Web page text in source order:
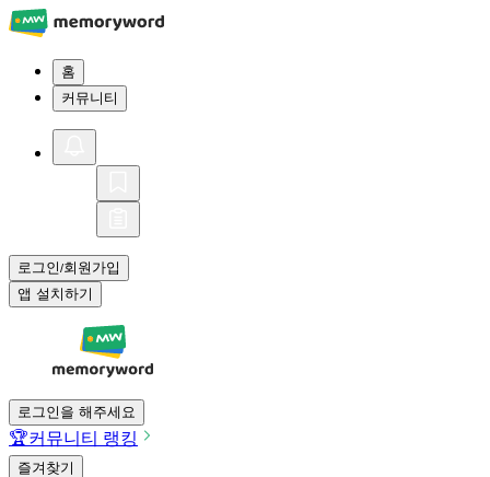
홈
커뮤니티
로그인/회원가입
앱 설치하기
로그인을 해주세요
🏆커뮤니티 랭킹
즐겨찾기